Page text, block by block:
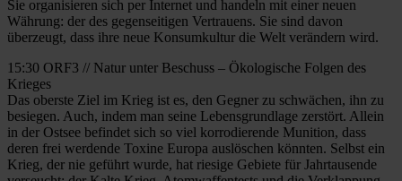
Sie organisieren sich per Internet und handeln mit einer neuen
Währung: der des gegenseitigen Vertrauens. Sie sind davon
überzeugt, dass ihre neue Konsumkultur die Welt verändern wird.
15:30 ORF3 // Natur unter Beschuss – Ökologische Folgen des
Krieges
Das oberste Ziel im Krieg ist es, den Gegner zu schwächen, ihn zu
besiegen. Auch, indem man seine Lebensgrundlage zerstört. Allein
in der Ostsee befindet sich so viel korrodierende Munition, dass
deren frei werdende Toxine Europa auslöschen könnten. Selbst ein
Krieg, der nie geführt wurde, hat riesige Gebiete für Jahrtausende